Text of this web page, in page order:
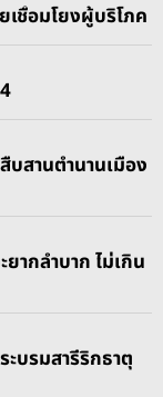
เชื่อมโยงผู้บริโภค
บสานตำนานเมือง
ากลำบาก ไม่เกิน
ะบรมสารีริกธาตุ